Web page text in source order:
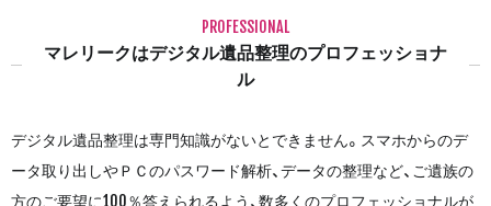
PROFESSIONAL
マレリークはデジタル遺品整理のプロフェッショナ
ル
デジタル遺品整理は専門知識がないとできません。スマホからのデ
ータ取り出しやＰＣのパスワード解析、データの整理など、ご遺族の
方のご要望に100％答えられるよう、数多くのプロフェッショナルが